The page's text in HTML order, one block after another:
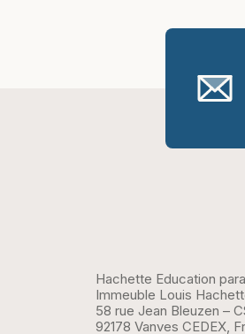
Hachette Education
Immeuble Louis
58 rue Jean Bleuzen –
92178 Vanves CEDEX,